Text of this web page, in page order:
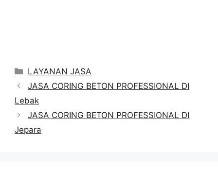
Categories
LAYANAN JASA
JASA CORING BETON PROFESSIONAL DI
Lebak
JASA CORING BETON PROFESSIONAL DI
Jepara